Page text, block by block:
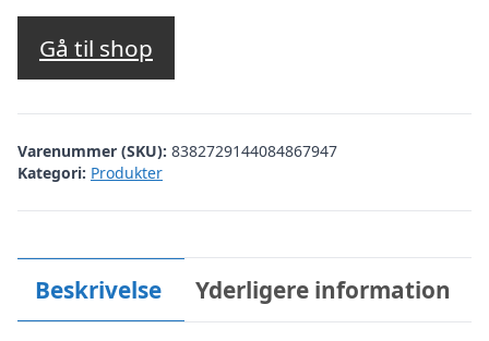
Gå til shop
Varenummer (SKU): 8382729144084867947
Kategori: Produkter
Beskrivelse Yderligere information